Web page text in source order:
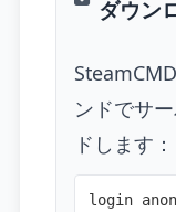
ダウン
ンドでサ
ドします：
login